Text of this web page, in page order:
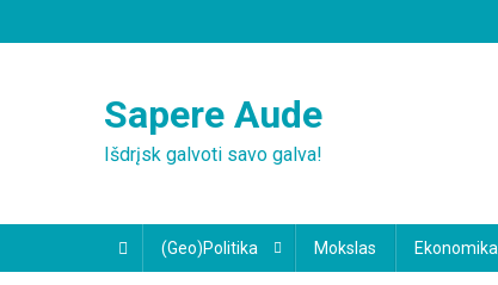
to
Sapere Aude
Išdrįsk galvoti savo galva!
(Geo)Politika Mokslas Ekonomika